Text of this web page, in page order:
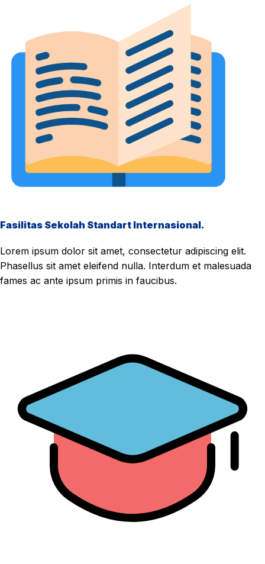
Fasilitas Sekolah Standart Internasional.
Lorem ipsum dolor sit amet, consectetur adipiscing elit.
Phasellus sit amet eleifend nulla. Interdum et malesuada
fames ac ante ipsum primis in faucibus.